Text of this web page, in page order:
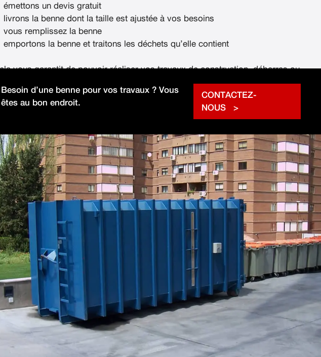
émettons un devis gratuit
livrons la benne dont la taille est ajustée à vos besoins
vous remplissez la benne
emportons la benne et traitons les déchets qu’elle contient
vous garantit de pouvoir réaliser vos travaux de construction, débarras ou
Besoin d’une benne pour vos travaux ? Vous
êtes au bon endroit.
CONTACTEZ-
NOUS